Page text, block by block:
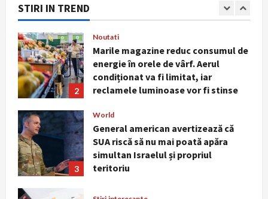
STIRI IN TREND
2
reclamele luminoase vor fi stinse
August 5, 2026
3
World
General american avertizează că
SUA riscă să nu mai poată apăra
simultan Israelul și propriul
teritoriu
4
Cum să evaluezi corect prețul unei
proprietăți
July 31, 2026